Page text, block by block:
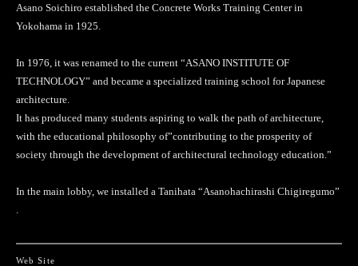
Asano Soichiro established the Concrete Works Training Center in
Yokohama in 1925.
In 1976, it was renamed to the current “ASANO INSTITUTE OF
TECHNOLOGY” and became a specialized training school for Japanese
architecture.
It has produced many students aspiring to walk the path of architecture,
with the educational philosophy of”contributing to the prosperity of
society through the development of architectural technology education.”
In the main lobby, we installed a Tanihata “Asanohachirashi Chigiregumo”
Web Site